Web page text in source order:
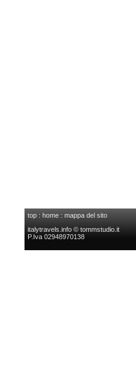
top : home : mappa del sito
italytravels.info © tommstudio.it
P.Iva 02948970138